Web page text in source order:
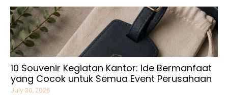
10 Souvenir Kegiatan Kantor: Ide Bermanfaat
yang Cocok untuk Semua Event Perusahaan
July 30, 2026